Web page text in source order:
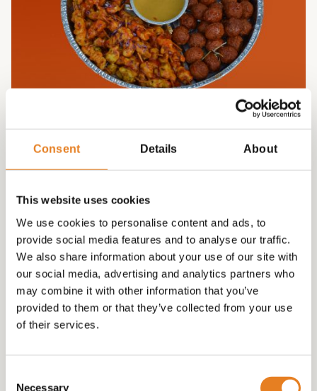
Consent Details About
This website uses cookies
We use cookies to personalise content and ads, to
provide social media features and to analyse our traffic.
We also share information about your use of our site with
our social media, advertising and analytics partners who
may combine it with other information that you’ve
provided to them or that they’ve collected from your use
of their services.
Necessary
OVENSCHAAL GEVULD MET GEHAKTBALLETJES
EN SATE !
€